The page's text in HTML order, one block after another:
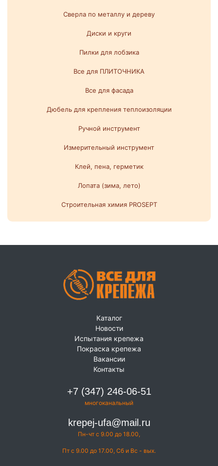
Сверла по металлу и дереву
Диски и круги
Пилки для лобзика
Все для ПЛИТОЧНИКА
Все для фасада
Дюбель для крепления теплоизоляции
Ручной инструмент
Измерительный инструмент
Клей, пена, герметик
Лопата (зима, лето)
Строительная химия PROSEPT
Каталог
Новости
Испытания крепежа
Покраска крепежа
Вакансии
Контакты
+7 (347) 246-06-51
многоканальный
krepej-ufa@mail.ru
Пн-чт с 9.00 до 18.00,
Пт с 9.00 до 17.00, Сб и Вс - вых.